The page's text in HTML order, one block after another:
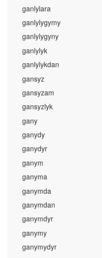
ganlylara
ganlylygymy
ganlylygyny
ganlylyk
ganlylykdan
gansyz
gansyzam
gansyzlyk
gany
ganydy
ganydyr
ganym
ganyma
ganymda
ganymdan
ganymdyr
ganymy
ganymydyr